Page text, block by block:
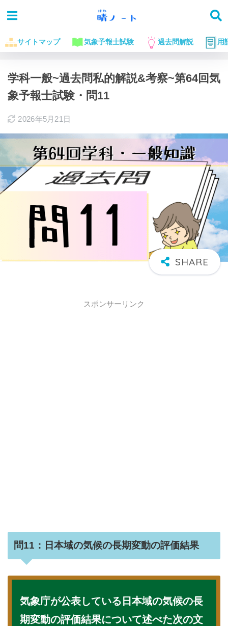
サイトマップ 気象予報士試験 過去問解説 用
ホーム 気象予報士試験に役立つお話 過去問解説
学科一般~過去問私的解説&考察~第64回気
象予報士試験・問11
2026年5月21日
スポンサーリンク
問11：日本域の気候の長期変動の評価結果
気象庁が公表している日本域の気候の長
期変動の評価結果について述べた次の文